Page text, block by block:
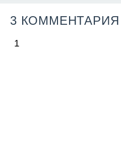
3 КОММЕНТАРИЯ
1